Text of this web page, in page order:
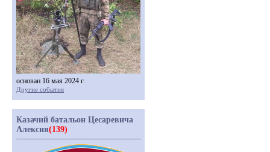
основан 16 мая 2024 г.
Другие события
Казачий батальон Цесаревича
Алексия(139)